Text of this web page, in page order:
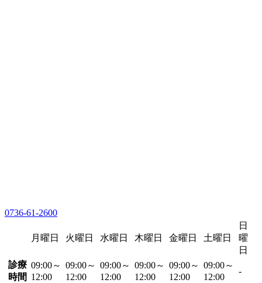
0736-61-2600
月曜日 火曜日 水曜日 木曜日 金曜日 土曜日
日
曜
日
診療
時間
09:00～
12:00
09:00～
12:00
09:00～
12:00
09:00～
12:00
09:00～
12:00
09:00～
12:00
-